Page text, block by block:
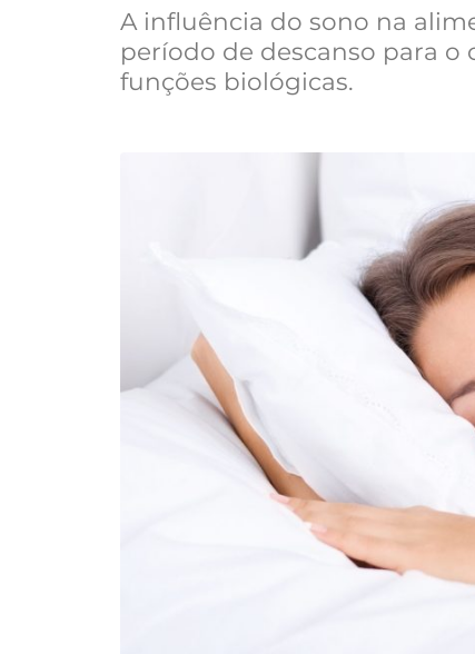
A influência do sono na
período de descanso para o
funções biológicas.